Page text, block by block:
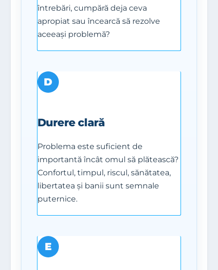
întrebări, cumpără deja ceva
apropiat sau încearcă să rezolve
aceeași problemă?
D
Durere clară
Problema este suficient de
importantă încât omul să plătească?
Confortul, timpul, riscul, sănătatea,
libertatea și banii sunt semnale
puternice.
E